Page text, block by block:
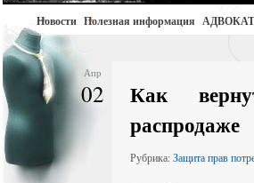
Новости Полезная информация АДВОКАТ
Апр
02
Как
распродаже
Рубрика: Защита прав